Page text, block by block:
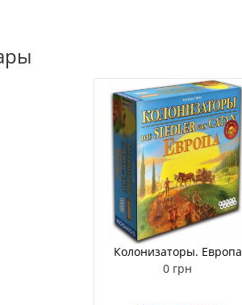
Колонизаторы. Европа
0 грн